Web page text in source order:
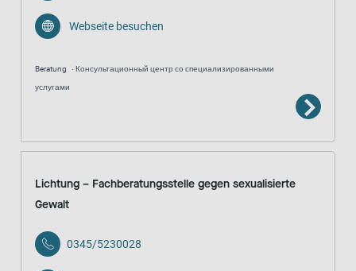
Webseite besuchen
Beratung
Консультационный центр со специализированными
услугами
Lichtung – Fachberatungsstelle gegen sexualisierte
Gewalt
0345/5230028